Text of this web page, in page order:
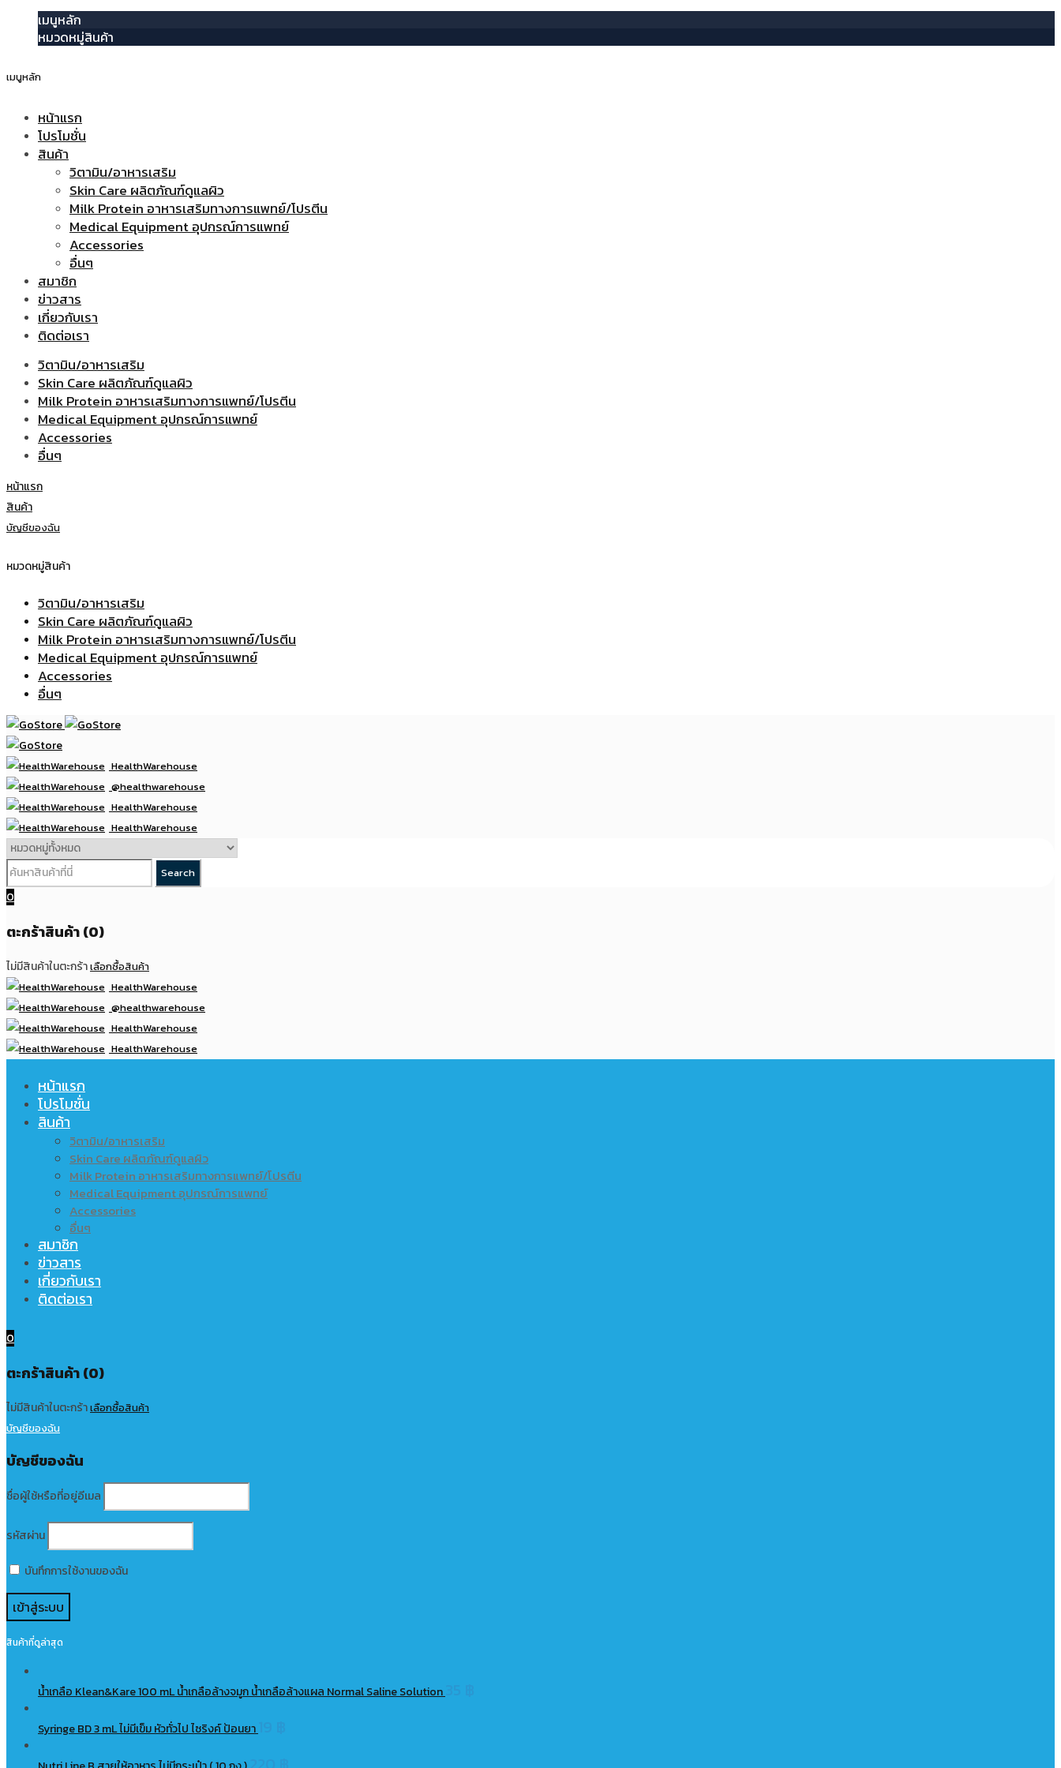
เมนูหลัก
หมวดหมู่สินค้า
เมนูหลัก
หน้าแรก
โปรโมชั่น
สินค้า
วิตามิน/อาหารเสริม
Skin Care ผลิตภัณฑ์ดูแลผิว
Milk Protein อาหารเสริมทางการแพทย์/โปรตีน
Medical Equipment อุปกรณ์การแพทย์
Accessories
อื่นๆ
สมาชิก
ข่าวสาร
เกี่ยวกับเรา
ติดต่อเรา
วิตามิน/อาหารเสริม
Skin Care ผลิตภัณฑ์ดูแลผิว
Milk Protein อาหารเสริมทางการแพทย์/โปรตีน
Medical Equipment อุปกรณ์การแพทย์
Accessories
อื่นๆ
หน้าแรก
สินค้า
บัญชีของฉัน
หมวดหมู่สินค้า
วิตามิน/อาหารเสริม
Skin Care ผลิตภัณฑ์ดูแลผิว
Milk Protein อาหารเสริมทางการแพทย์/โปรตีน
Medical Equipment อุปกรณ์การแพทย์
Accessories
อื่นๆ
HealthWarehouse
@healthwarehouse
HealthWarehouse
HealthWarehouse
0
ตะกร้าสินค้า (0)
ไม่มีสินค้าในตะกร้าเลือกซื้อสินค้า
HealthWarehouse
@healthwarehouse
HealthWarehouse
HealthWarehouse
หน้าแรก
โปรโมชั่น
สินค้า
วิตามิน/อาหารเสริม
Skin Care ผลิตภัณฑ์ดูแลผิว
Milk Protein อาหารเสริมทางการแพทย์/โปรตีน
Medical Equipment อุปกรณ์การแพทย์
Accessories
อื่นๆ
สมาชิก
ข่าวสาร
เกี่ยวกับเรา
ติดต่อเรา
0
ตะกร้าสินค้า (0)
ไม่มีสินค้าในตะกร้าเลือกซื้อสินค้า
บัญชีของฉัน
บัญชีของฉัน
ชื่อผู้ใช้หรือที่อยู่อีเมล
รหัสผ่าน
บันทึกการใช้งานของฉัน
สินค้าที่ดูล่าสุด
น้ำเกลือ Klean&Kare 100 mL น้ำเกลือล้างจมูก น้ำเกลือล้างแผล Normal Saline Solution
Syringe BD 3 mL ไม่มีเข็ม หัวทั่วไป ไซริงค์ ป้อนยา